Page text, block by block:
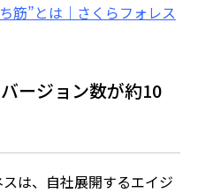
筋”とは｜さくらフォレス
ージョン数が約10
は、自社展開するエイジ